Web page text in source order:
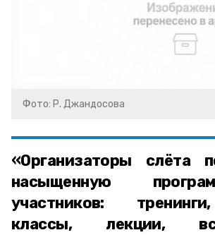
Фото: Р. Джандосова
«Организаторы слёта
насыщенную
участников:
классы, лекции,